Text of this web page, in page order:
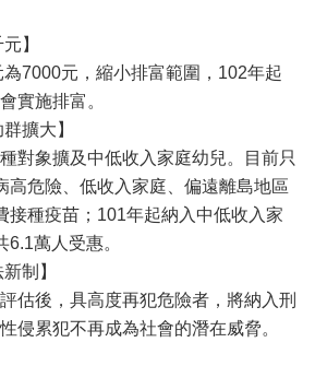
】
7000元，縮小排富範圍，102年起
實施排富。
擴大】
對象擴及中低收入家庭幼兒。目前只
高危險、低收入家庭、偏遠離島地區
接種疫苗；101年起納入中低收入家
萬人受惠。
制】
估後，具高度再犯危險者，將納入刑
侵累犯不再成為社會的潛在威脅。